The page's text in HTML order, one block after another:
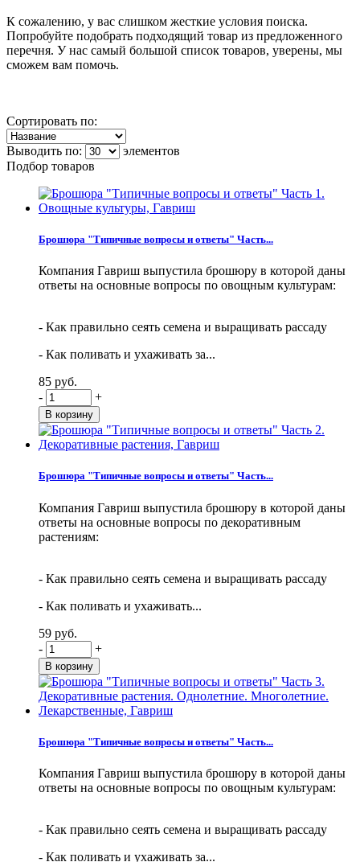
К сожалению, у вас слишком жесткие условия поиска.
Попробуйте подобрать подходящий товар из предложенного
перечня. У нас самый большой список товаров, уверены, мы
сможем вам помочь.
Сортировать по:
Выводить по:
элементов
Подбор товаров
Брошюра "Типичные вопросы и ответы" Часть...
Компания Гавриш выпустила брошюру в которой даны
ответы на основные вопросы по овощным культурам:
- Как правильно сеять семена и выращивать рассаду
- Как поливать и ухаживать за...
85 руб.
-
+
Брошюра "Типичные вопросы и ответы" Часть...
Компания Гавриш выпустила брошюру в которой даны
ответы на основные вопросы по декоративным
растениям:
- Как правильно сеять семена и выращивать рассаду
- Как поливать и ухаживать...
59 руб.
-
+
Брошюра "Типичные вопросы и ответы" Часть...
Компания Гавриш выпустила брошюру в которой даны
ответы на основные вопросы по овощным культурам:
- Как правильно сеять семена и выращивать рассаду
- Как поливать и ухаживать за...